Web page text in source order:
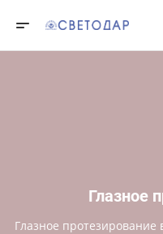
Глазное
Глазное